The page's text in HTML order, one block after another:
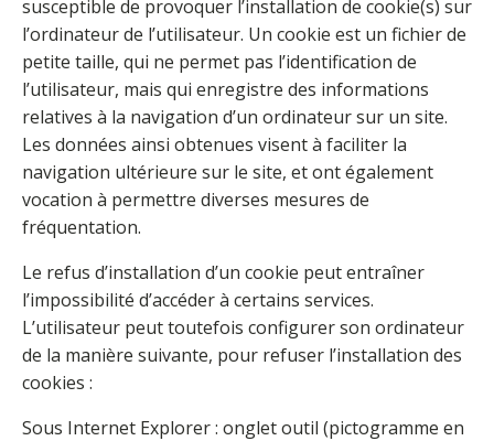
susceptible de provoquer l’installation de cookie(s) sur
l’ordinateur de l’utilisateur. Un cookie est un fichier de
petite taille, qui ne permet pas l’identification de
l’utilisateur, mais qui enregistre des informations
relatives à la navigation d’un ordinateur sur un site.
Les données ainsi obtenues visent à faciliter la
navigation ultérieure sur le site, et ont également
vocation à permettre diverses mesures de
fréquentation.
Le refus d’installation d’un cookie peut entraîner
l’impossibilité d’accéder à certains services.
L’utilisateur peut toutefois configurer son ordinateur
de la manière suivante, pour refuser l’installation des
cookies :
Sous Internet Explorer : onglet outil (pictogramme en